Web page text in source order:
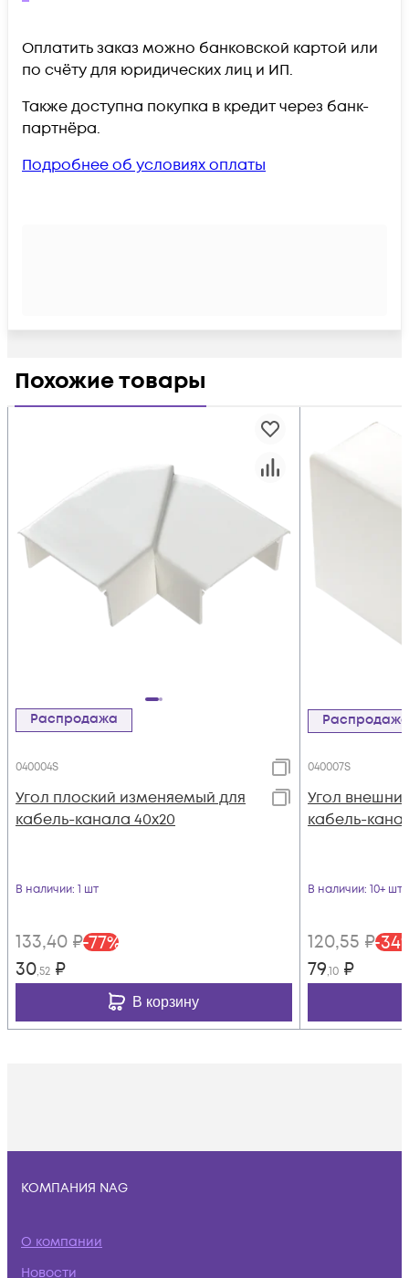
Оплатить заказ можно банковской картой или
по счёту для юридических лиц и ИП.
Также доступна покупка в кредит через банк-
партнёра.
Подробнее об условиях оплаты
Похожие товары
Распродажа
040004S
Угол плоский изменяемый для
кабель-канала 40х20
В наличии: 1 шт
133,40 ₽-77%
30,52 ₽
В корзину
Распродажа
040007S
Угол
кабель-
В наличии: 10+ шт
120,55 ₽-34
79,10 ₽
КОМПАНИЯ NAG
О компании
Новости